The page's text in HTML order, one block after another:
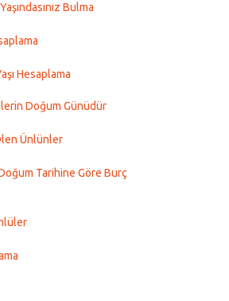
Bulma
Hesaplama
Doğum Günüdür
Ünlünler
Tarihine Göre Burç